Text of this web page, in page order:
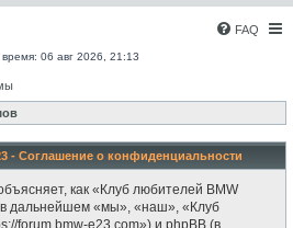
FAQ
06 авг 2026, 21:13
- Соглашение о конфиденциальности
как «Клуб любителей BMW
дальнейшем «мы», «наш», «Клуб
forum.bmw-e23.com») и phpBB (в